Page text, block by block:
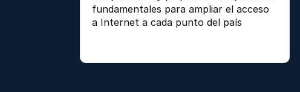
fundamentales para ampliar el acceso
a Internet a cada punto del país